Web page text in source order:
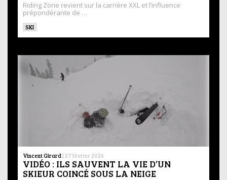
Riding Zone revient sur la carrière XXL et l’influence
prépondérante de …
SKI
Vincent Girard | 27 février 2026
VIDÉO : ILS SAUVENT LA VIE D’UN
SKIEUR COINCÉ SOUS LA NEIGE